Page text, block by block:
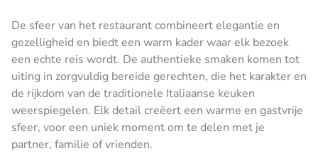
De sfeer van het restaurant combineert elegantie en
gezelligheid en biedt een warm kader waar elk bezoek
een echte reis wordt. De authentieke smaken komen tot
uiting in zorgvuldig bereide gerechten, die het karakter en
de rijkdom van de traditionele Italiaanse keuken
weerspiegelen. Elk detail creëert een warme en gastvrije
sfeer, voor een uniek moment om te delen met je
partner, familie of vrienden.